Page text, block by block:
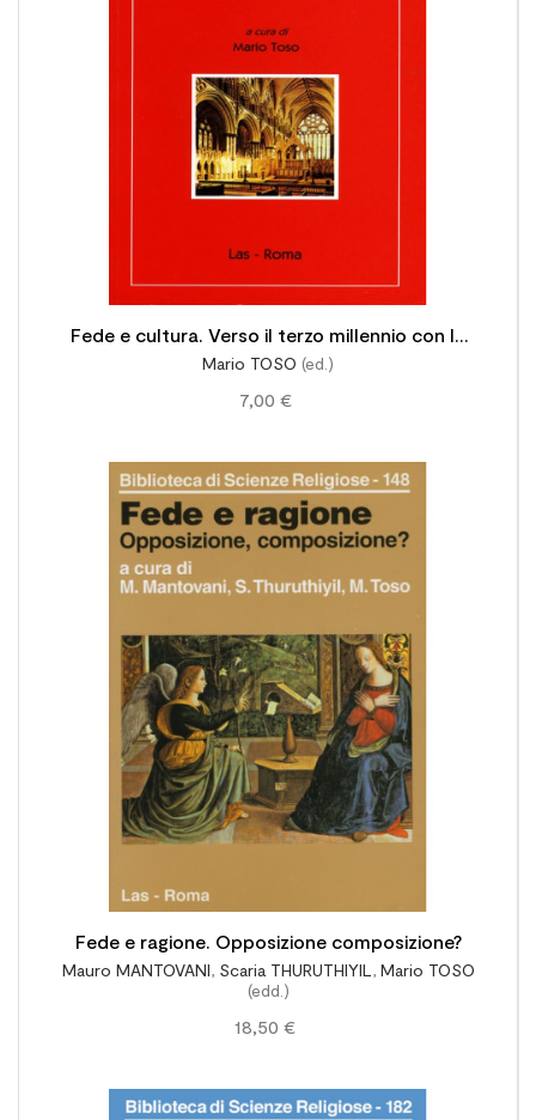
Fede e cultura. Verso il terzo millennio con la
Gaudium et Spes
Mario TOSO (ed.)
7,00 €
Fede e ragione. Opposizione composizione?
Mauro MANTOVANI, Scaria THURUTHIYIL, Mario TOSO
(edd.)
18,50 €